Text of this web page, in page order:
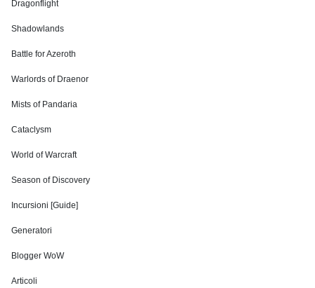
Dragonflight
Shadowlands
Battle for Azeroth
Warlords of Draenor
Mists of Pandaria
Cataclysm
World of Warcraft
Season of Discovery
Incursioni [Guide]
Generatori
Blogger WoW
Articoli